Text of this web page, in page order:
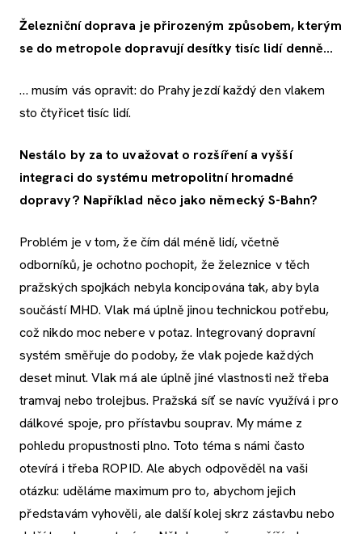
Železniční doprava je přirozeným způsobem, kterým
se do metropole dopravují desítky tisíc lidí denně…
… musím vás opravit: do Prahy jezdí každý den vlakem
sto čtyřicet tisíc lidí.
Nestálo by za to uvažovat o rozšíření a vyšší
integraci do systému metropolitní hromadné
dopravy? Například něco jako německý S-Bahn?
Problém je v tom, že čím dál méně lidí, včetně
odborníků, je ochotno pochopit, že železnice v těch
pražských spojkách nebyla koncipována tak, aby byla
součástí MHD. Vlak má úplně jinou technickou potřebu,
což nikdo moc nebere v potaz. Integrovaný dopravní
systém směřuje do podoby, že vlak pojede každých
deset minut. Vlak má ale úplně jiné vlastnosti než třeba
tramvaj nebo trolejbus. Pražská síť se navíc využívá i pro
dálkové spoje, pro přístavbu souprav. My máme z
pohledu propustnosti plno. Toto téma s námi často
otevírá i třeba ROPID. Ale abych odpověděl na vaši
otázku: uděláme maximum pro to, abychom jejich
představám vyhověli, ale další kolej skrz zástavbu nebo